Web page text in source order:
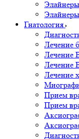
Гнатология
Лечение
Лечение
Лечение
Лечение
Прием
Прием